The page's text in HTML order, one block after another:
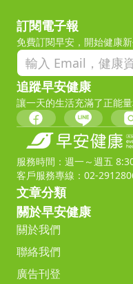
訂閱電子報
免費訂閱早安，開始健康新
追蹤早安健康
讓一天的生活充滿了正能
服務時間：週一～週五
客戶服務專線：02-
文章分類
關於早安健康
關於我們
聯絡我們
廣告刊登